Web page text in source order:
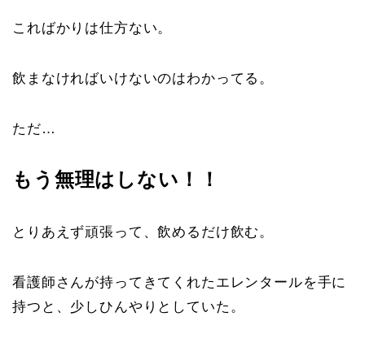
こればかりは仕方ない。
飲まなければいけないのはわかってる。
ただ…
もう無理はしない！！
とりあえず頑張って、飲めるだけ飲む。
看護師さんが持ってきてくれたエレンタールを手に
持つと、少しひんやりとしていた。